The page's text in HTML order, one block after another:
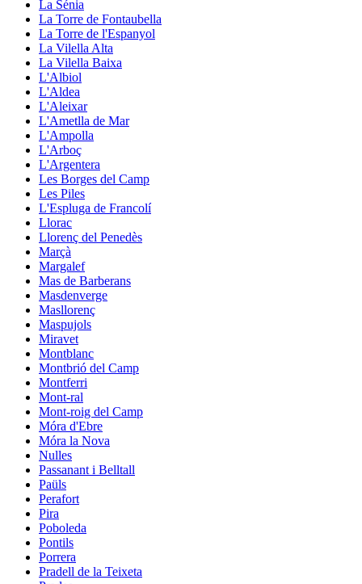
La Sénia
La Torre de Fontaubella
La Torre de l'Espanyol
La Vilella Alta
La Vilella Baixa
L'Albiol
L'Aldea
L'Aleixar
L'Ametlla de Mar
L'Ampolla
L'Arboç
L'Argentera
Les Borges del Camp
Les Piles
L'Espluga de Francolí
Llorac
Llorenç del Penedès
Marçà
Margalef
Mas de Barberans
Masdenverge
Masllorenç
Maspujols
Miravet
Montblanc
Montbrió del Camp
Montferri
Mont-ral
Mont-roig del Camp
Móra d'Ebre
Móra la Nova
Nulles
Passanant i Belltall
Paüls
Perafort
Pira
Poboleda
Pontils
Porrera
Pradell de la Teixeta